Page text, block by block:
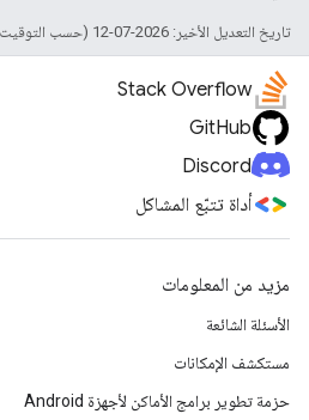
تاريخ التعديل الأخير: 2026-07-12 (حسب التوقيت العالمي المتفَّق عليه)
Stack Overflow
GitHub
Discord
أداة تتبّع المشاكل
مزيد من المعلومات
الأسئلة الشائعة
مستكشف الإمكانات
حزمة تطوير برامج الأماكن لأجهزة Android